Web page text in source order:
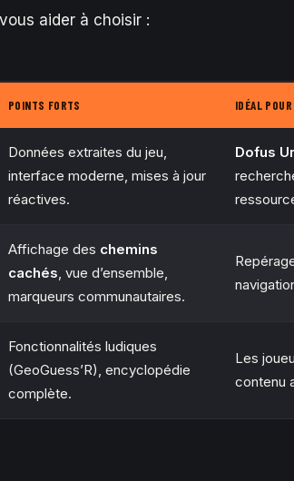
aider à choisir :
POINTS FORTS IDÉAL POUR
Données extraites du jeu,
interface moderne, mises à jour
réactives.
Dofus
Affichage des chemins
cachés, vue d’ensemble,
marqueurs communautaires.
Fonctionnalités ludiques
(GeoGuess’R), encyclopédie
complète.
Les
contenu